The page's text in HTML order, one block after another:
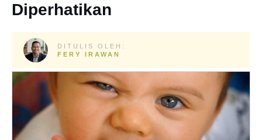
Diperhatikan
DITULIS OLEH:
FERY IRAWAN